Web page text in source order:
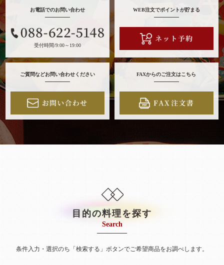
お電話でのお問い合わせ
受付時間/9:00～19:00
WEB注文でポイントが貯まる
ご質問などお問い合わせください FAXからのご注文はこちら
目的の料理を探す
Search
条件入力・選択のち「検索する」ボタンでご希望商品をお調べします。